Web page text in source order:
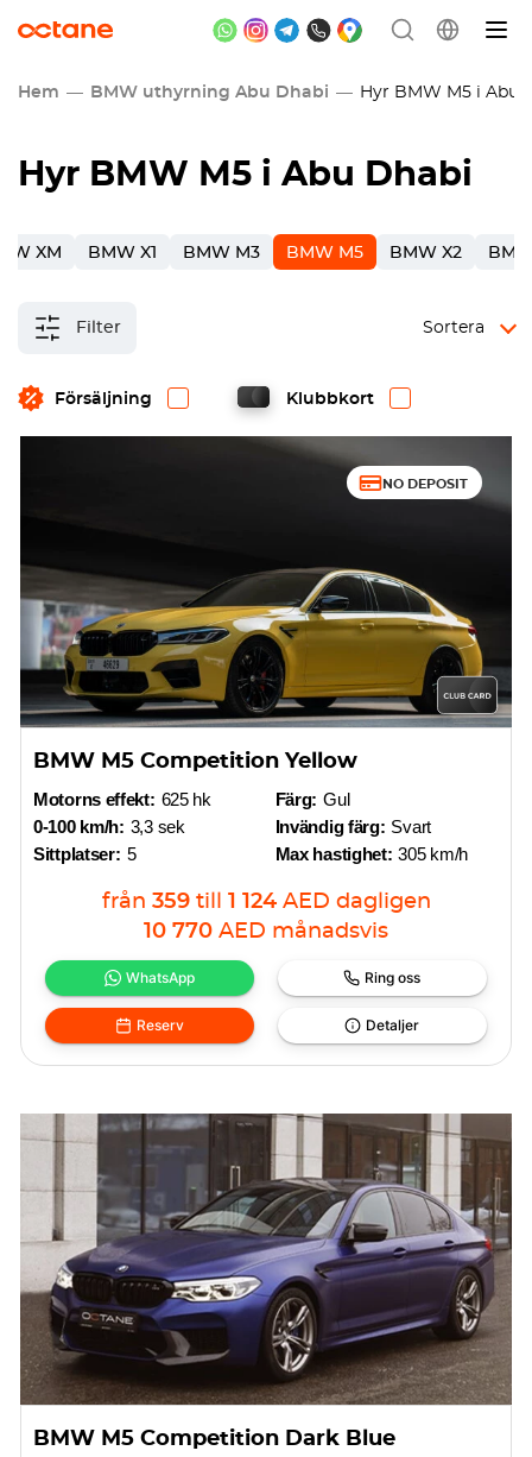
Hem BMW uthyrning Abu Dhabi Hyr BMW M5 i Abu
Hyr BMW M5 i Abu Dhabi
XM BMW X1 BMW M3 BMW M5 BMW X2
Filter
Försäljning Klubbkort
Sortera
NO DEPOSIT
BMW M5 Competition Yellow
Motorns effekt: 625 hk
0-100 km/h: 3,3 sek
Sittplatser: 5
Färg: Gul
Invändig färg: Svart
Max hastighet: 305 km/h
från 359 till 1 124 AED dagligen
10 770 AED månadsvis
WhatsApp Ring oss
Reserv Detaljer
BMW M5 Competition Dark Blue